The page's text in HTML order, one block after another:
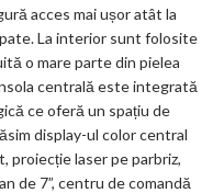
acces mai ușor atât la
La interior sunt folosite
o mare parte din pielea
centrală este integrată
ce oferă un spațiu de
display-ul color central
proiecție laser pe parbriz,
de 7”, centru de comandă